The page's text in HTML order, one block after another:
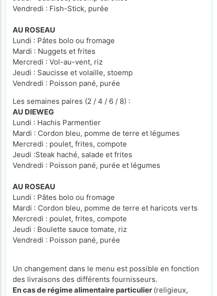
Vendredi : Fish-Stick, purée
AU ROSEAU
Lundi : Pâtes bolo ou fromage
Mardi : Nuggets et frites
Mercredi : Vol-au-vent, riz
Jeudi : Saucisse et volaille, stoemp
Vendredi : Poisson pané, purée
Les semaines paires (2 / 4 / 6 / 8) :
AU DIEWEG
Lundi : Hachis Parmentier
Mardi : Cordon bleu, pomme de terre et légumes
Mercredi : poulet, frites, compote
Jeudi :Steak haché, salade et frites
Vendredi : Poisson pané, purée et légumes
AU ROSEAU
Lundi : Pâtes bolo ou fromage
Mardi : Cordon bleu, pomme de terre et haricots verts
Mercredi : poulet, frites, compote
Jeudi : Boulette sauce tomate, riz
Vendredi : Poisson pané, purée
Un changement dans le menu est possible en fonction
des livraisons des différents fournisseurs.
En cas de régime alimentaire particulier (religieux,